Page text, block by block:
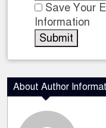
Save Your
Information
About Author